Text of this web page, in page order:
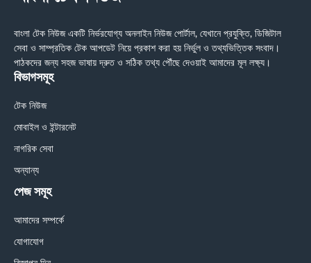
বাংলা টেক নিউজ একটি নির্ভরযোগ্য অনলাইন নিউজ পোর্টাল, যেখানে প্রযুক্তি, ডিজিটাল
সেবা ও সাম্প্রতিক টেক আপডেট নিয়ে প্রকাশ করা হয় নির্ভুল ও তথ্যভিত্তিক সংবাদ।
পাঠকদের জন্য সহজ ভাষায় দ্রুত ও সঠিক তথ্য পৌঁছে দেওয়াই আমাদের মূল লক্ষ্য।
বিভাগসমূহ
টেক নিউজ
মোবাইল ও ইন্টারনেট
নাগরিক সেবা
অন্যান্য
পেজ সমূহ
আমাদের সম্পর্কে
যোগাযোগ